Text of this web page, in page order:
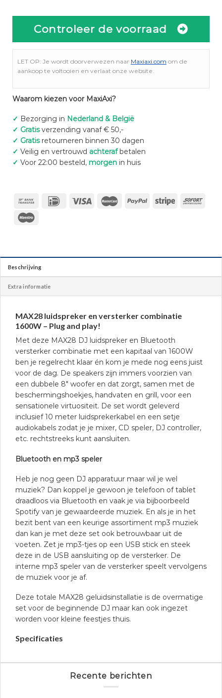
Controleer de voorraad
LET OP: Je wordt doorverwezen naar Maxiaxi.com om de
aankoop te voltooien en verlaat onze website.
Waarom kiezen voor MaxiAxi?
✓ Bezorging in Nederland & België
✓ Gratisverzending vanaf € 50,-
✓ Gratisretourneren binnen 30 dagen
✓ Veilig en vertrouwd achterafbetalen
✓ Voor 22:00 besteld, morgenin huis
Beschrijving
Extra informatie
MAX28 luidspreker en versterker combinatie
1600W – Plug and play!
Met deze MAX28 DJ luidspreker en Bluetooth
versterker combinatie met een kapitaal van 1600W
ben je regelrecht klaar én kom je mede nog eens juist
voor de dag. De speakers zijn immers voorzien van
een dubbele 8″ woofer en dat zorgt, samen met de
beschermingshoekjes, handvaten en grill, voor een
sensationele virtuositeit. De set wordt geleverd
inclusief 10 meter luidsprekerkabel en een setje
audiokabels zodat je je mixer, CD speler, DJ controller,
etc. rechtstreeks kunt aansluiten.
Bluetooth en mp3 speler
Heb je nog geen DJ apparatuur maar wil je wel
muziek? Dan koppel je gewoon je telefoon of tablet
draadloos via Bluetooth en vaak je via bijboorbeeld
Spotify van je gewaardeerde muziek. En als je in het
bezit bent van een keurige assortiment mp3 muziek
dan kan je met deze set ook betrouwbaar uit de
voeten. Zet je mp3-tjes op een USB stick en steek
deze in de USB aansluiting op de versterker. De
interne mp3 speler van de versterker speelt vervolgens
de muziek voor je af.
Deze totale MAX28 geluidsinstallatie is de overmatige
set voor de beginnende DJ maar kan ook ingezet
worden voor kleine feestjes thuis.
Specificaties
Recente berichten